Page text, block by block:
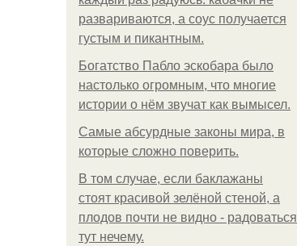
развариваются, а соус получается
густым и пикантным.
Богатство Пабло эскобара было
настолько огромным, что многие
истории о нём звучат как вымысел.
Самые абсурдные законы мира, в
которые сложно поверить.
В том случае, если баклажаны
стоят красивой зелёной стеной, а
плодов почти не видно - радоваться
тут нечему.